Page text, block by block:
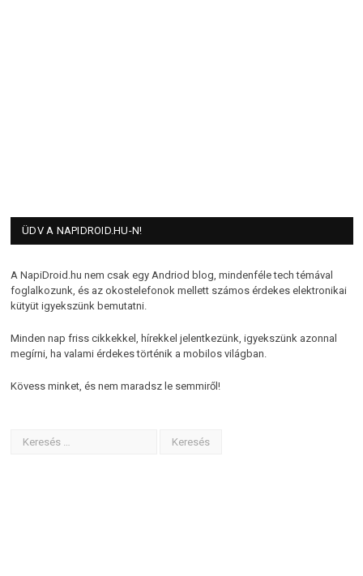
ÜDV A NAPIDROID.HU-N!
A NapiDroid.hu nem csak egy Andriod blog, mindenféle tech témával
foglalkozunk, és az okostelefonok mellett számos érdekes elektronikai
kütyüt igyekszünk bemutatni.
Minden nap friss cikkekkel, hírekkel jelentkezünk, igyekszünk azonnal
megírni, ha valami érdekes történik a mobilos világban.
Kövess minket, és nem maradsz le semmiről!